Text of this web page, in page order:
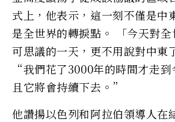
式上，他表示，這一刻不僅是中
是全世界的轉捩點。 「今天對
可思議的一天，更不用說對中東
“我們花了3000年的時間才走
且它將會持續下去。”
他讚揚以色列和阿拉伯領導人在